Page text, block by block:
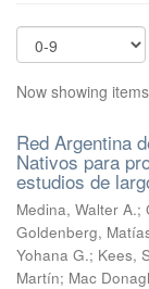
Now showing
Red Argentina
Nativos para
estudios de
Medina, Walter
Goldenberg,
Yohana G.; Kees,
Martín; Mac